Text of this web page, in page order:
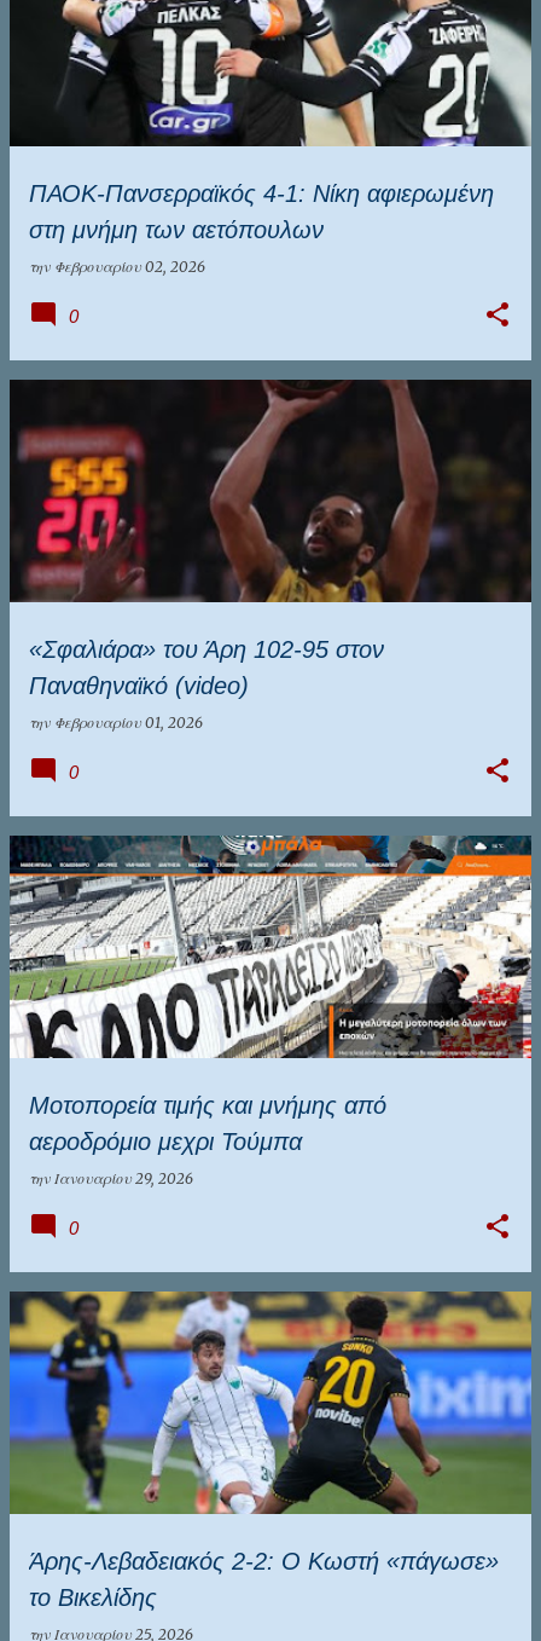
ΠΑΟΚ-Πανσερραϊκός 4-1: Νίκη αφιερωμένη
στη μνήμη των αετόπουλων
την Φεβρουαρίου 02, 2026
0
«Σφαλιάρα» του Άρη 102-95 στον
Παναθηναϊκό (video)
την Φεβρουαρίου 01, 2026
0
Μοτοπορεία τιμής και μνήμης από
αεροδρόμιο μεχρι Τούμπα
την Ιανουαρίου 29, 2026
0
Άρης-Λεβαδειακός 2-2: Ο Κωστή «πάγωσε»
το Βικελίδης
την Ιανουαρίου 25, 2026